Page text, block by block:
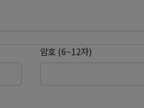
암호 (6~12자)